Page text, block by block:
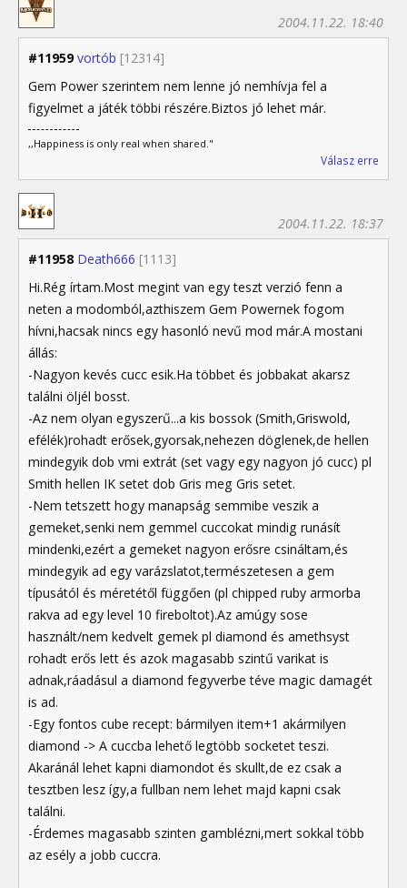
#11959 vortób [12314]
2004.11.22. 18:40
Gem Power szerintem nem lenne jó nemhívja fel a
figyelmet a játék többi részére.Biztos jó lehet már.
,,Happiness is only real when shared."
Válasz erre
#11958 Death666 [1113]
2004.11.22. 18:37
Hi.Rég írtam.Most megint van egy teszt verzió fenn a
neten a modomból,azthiszem Gem Powernek fogom
hívni,hacsak nincs egy hasonló nevű mod már.A mostani
állás:
-Nagyon kevés cucc esik.Ha többet és jobbakat akarsz
találni öljél bosst.
-Az nem olyan egyszerű...a kis bossok (Smith,Griswold,
efélék)rohadt erősek,gyorsak,nehezen döglenek,de hellen
mindegyik dob vmi extrát (set vagy egy nagyon jó cucc) pl
Smith hellen IK setet dob Gris meg Gris setet.
-Nem tetszett hogy manapság semmibe veszik a
gemeket,senki nem gemmel cuccokat mindig runásít
mindenki,ezért a gemeket nagyon erősre csináltam,és
mindegyik ad egy varázslatot,természetesen a gem
típusától és méretétől függően (pl chipped ruby armorba
rakva ad egy level 10 fireboltot).Az amúgy sose
használt/nem kedvelt gemek pl diamond és amethsyst
rohadt erős lett és azok magasabb szintű varikat is
adnak,ráadásul a diamond fegyverbe téve magic damagét
is ad.
-Egy fontos cube recept: bármilyen item+1 akármilyen
diamond -> A cuccba lehető legtöbb socketet teszi.
Akaránál lehet kapni diamondot és skullt,de ez csak a
tesztben lesz így,a fullban nem lehet majd kapni csak
találni.
-Érdemes magasabb szinten gamblézni,mert sokkal több
az esély a jobb cuccra.